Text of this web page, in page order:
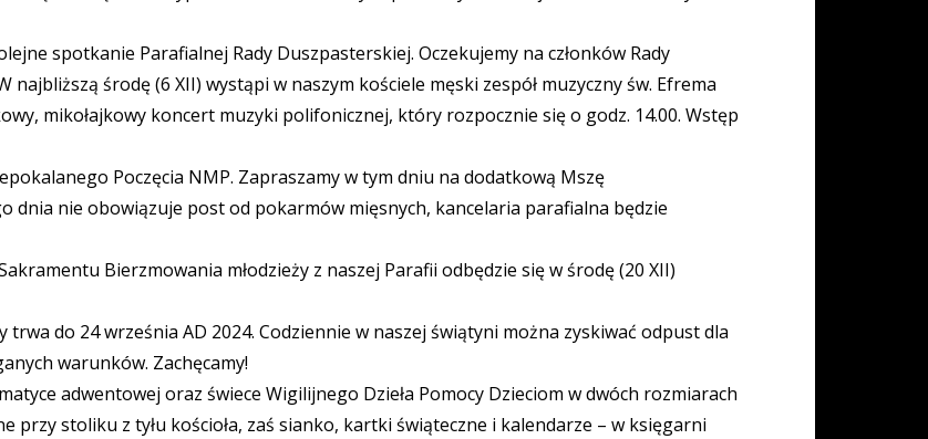
spotkanie Parafialnej Rady Duszpasterskiej. Oczekujemy na członków Rady
środę (6 XII) wystąpi w naszym kościele męski zespół muzyczny św. Efrema
mikołajkowy koncert muzyki polifonicznej, który rozpocznie się o godz. 14.00. Wstęp
Poczęcia NMP. Zapraszamy w tym dniu na dodatkową Mszę
dnia nie obowiązuje post od pokarmów mięsnych, kancelaria parafialna będzie
Bierzmowania młodzieży z naszej Parafii odbędzie się w środę (20 XII)
trwa do 24 września AD 2024. Codziennie w naszej świątyni można zyskiwać odpust dla
warunków. Zachęcamy!
adwentowej oraz świece Wigilijnego Dzieła Pomocy Dzieciom w dwóch rozmiarach
przy stoliku z tyłu kościoła, zaś sianko, kartki świąteczne i kalendarze – w księgarni